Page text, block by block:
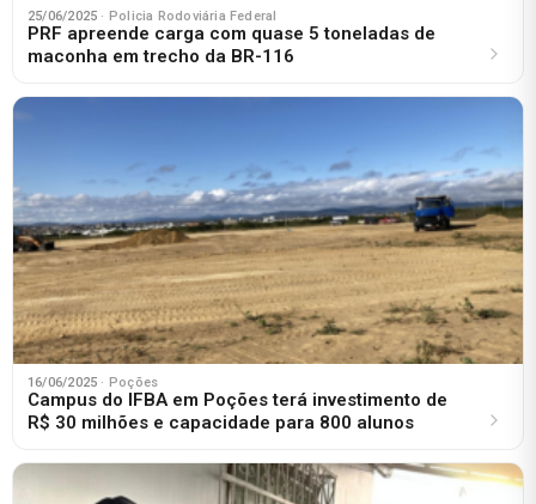
25/06/2025 · Policia Rodoviária Federal
PRF apreende carga com quase 5 toneladas de
maconha em trecho da BR-116
16/06/2025 · Poções
Campus do IFBA em Poções terá investimento de
R$ 30 milhões e capacidade para 800 alunos